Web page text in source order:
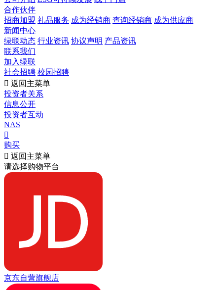
合作伙伴
招商加盟 礼品服务 成为经销商 查询经销商 成为供应商
新闻中心
绿联动态 行业资讯 协议声明 产品资讯
联系我们
加入绿联
社会招聘 校园招聘
 返回主菜单
投资者关系
信息公开
投资者互动
NAS

购买
 返回主菜单
请选择购物平台
京东自营旗舰店